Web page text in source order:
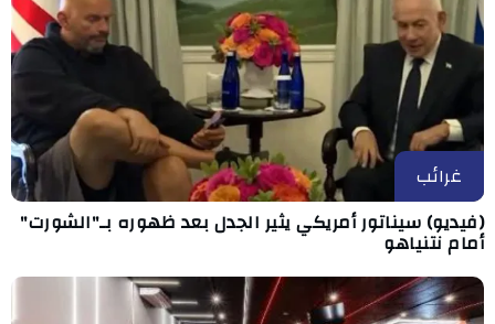
غرائب
(فيديو) سيناتور أمريكي يثير الجدل بعد ظهوره بـ"الشورت"
أمام نتنياهو